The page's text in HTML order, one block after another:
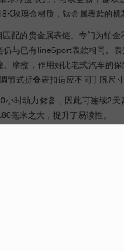
玫瑰金材质，钛金属表款的机
匹配的贵金属表链。专门为铂
仍与已有lineSport表款相同。
、摩擦，作用好比老式汽车的
节式折叠表扣适应不同手腕尺寸
小时动力储备，因此可连续2
毫米之大，提升了易读性。